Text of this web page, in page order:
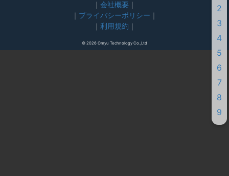
会社概要
プライバシーポリシー
利用規約
© 2026 Omyu Technology Co.,Ltd
2
3
4
5
6
7
8
9